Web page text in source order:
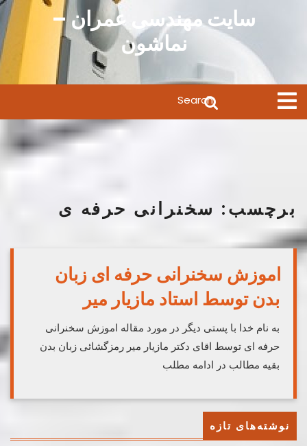
سایت مهندسی عمران –
نماشون
Open
Menu
for:
برچسب: سخنرانی حرفه ی
اموزش سخنرانی حرفه ای زبان
بدن توسط استاد مازیار میر
به نام خدا با پستی دیگر در مورد مقاله اموزش سخنرانی
حرفه ای توسط اقای دکتر مازیار میر رمزگشائی زبان بدن
بقیه مطالب در ادامه مطلب
نوشته‌های تازه